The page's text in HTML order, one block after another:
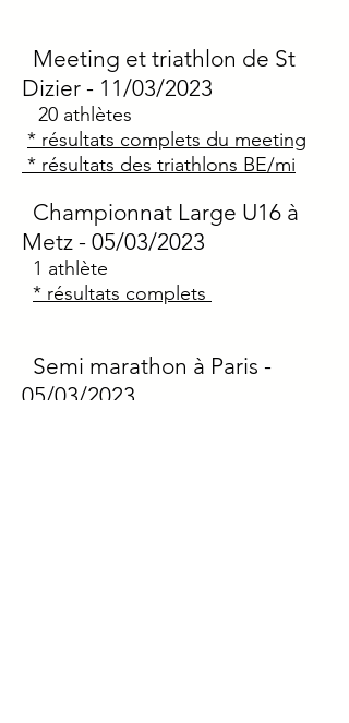
Meeting et triathlon de St
Dizier - 11/03/2023
20 athlètes
* résultats complets du meeting
* résultats des triathlons BE/mi
Championnat Large U16 à
Metz - 05/03/2023
1 athlète
* résultats complets
Semi marathon à Paris -
05/03/2023